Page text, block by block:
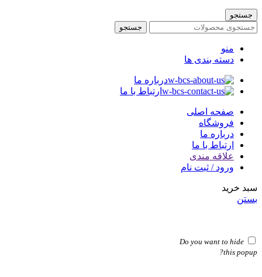
جستجو
جستجو
منو
دسته بندی ها
درباره ما
ارتباط با ما
صفحه اصلی
فروشگاه
درباره ما
ارتباط با ما
علاقه مندی
ورود / ثبت نام
سبد خرید
بستن
Do you want to hide
this popup?